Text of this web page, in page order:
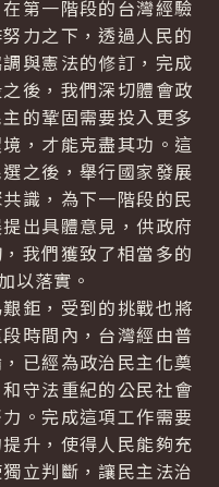
第一階段的台灣經驗
力之下，透過人民的
與憲法的修訂，完成
後，我們深切體會政
的鞏固需要投入更多
，才能克盡其功。這
之後，舉行國家發展
識，為下一階段的民
出具體意見，供政府
我們獲致了相當多的
以落實。
鉅，受到的挑戰也將
時間內，台灣經由普
已經為政治民主化奠
守法重紀的公民社會
。完成這項工作需要
升，使得人民能夠充
立判斷，讓民主法治